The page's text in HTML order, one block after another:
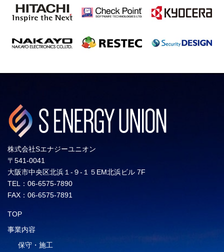
株式会社Sエナジーユニオン
〒541-0041
大阪市中央区北浜１-９-１５EM北浜ビル 7F
TEL：06-6575-7890
FAX：06-6575-7891
TOP
事業内容
保守・施工